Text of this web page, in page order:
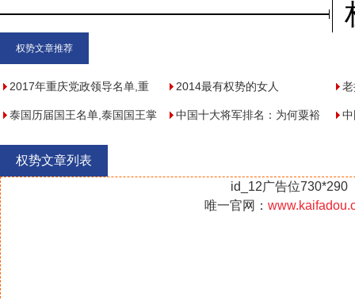
权势文章推荐
2017年重庆党政领导名单,重
庆市党政领导人物库(区长/书
记)
2014最有权势的女人
泰国历届国王名单,泰国国王掌
握军政大权
中国十大将军排名：为何粟裕
权势文章列表
id_12广告位730*290
唯一官网：